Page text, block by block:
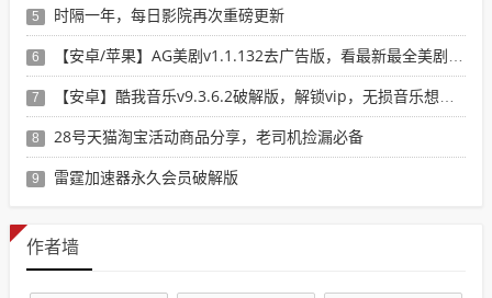
5 时隔一年，每日影院再次重磅更新
6 【安卓/苹果】AG美剧v1.1.132去广告版，看最新最全美剧选这个就行了！
7 【安卓】酷我音乐v9.3.6.2破解版，解锁vip，无损音乐想下就下！
8 28号天猫淘宝活动商品分享，老司机捡漏必备
9 雷霆加速器永久会员破解版
作者墙